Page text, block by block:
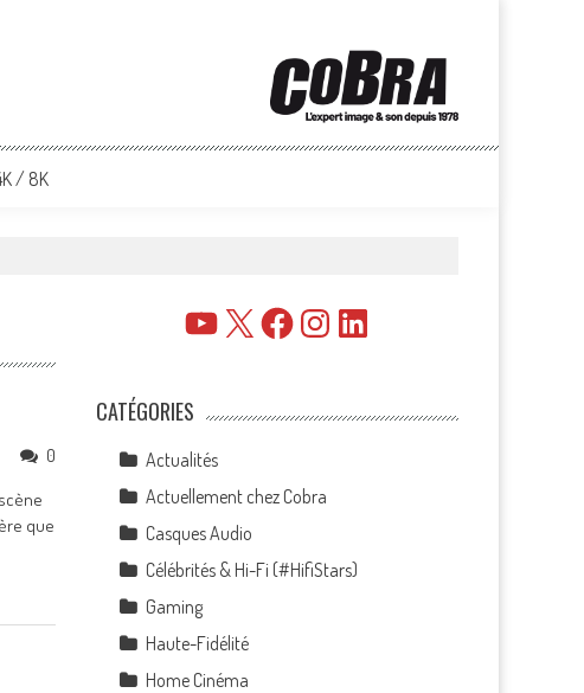
/ 8K
0
que
YouTube
X FacebookInstagramLinkedIn
CATÉGORIES
Actualités
Actuellement chez Cobra
Casques Audio
Célébrités & Hi-Fi (#HifiStars)
Gaming
Haute-Fidélité
Home Cinéma